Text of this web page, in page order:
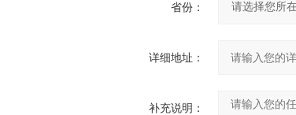
省份：
详细地址：
补充说明：